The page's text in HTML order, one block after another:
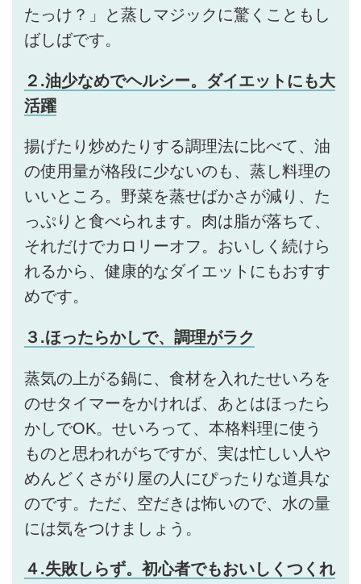
たっけ？」と蒸しマジックに驚くこともし
ばしばです。
２.油少なめでヘルシー。ダイエットにも大
活躍
揚げたり炒めたりする調理法に比べて、油
の使用量が格段に少ないのも、蒸し料理の
いいところ。野菜を蒸せばかさが減り、た
っぷりと食べられます。肉は脂が落ちて、
それだけでカロリーオフ。おいしく続けら
れるから、健康的なダイエットにもおすす
めです。
３.ほったらかしで、調理がラク
蒸気の上がる鍋に、食材を入れたせいろを
のせタイマーをかければ、あとはほったら
かしでOK。せいろって、本格料理に使う
ものと思われがちですが、実は忙しい人や
めんどくさがり屋の人にぴったりな道具な
のです。ただ、空だきは怖いので、水の量
には気をつけましょう。
４.失敗しらず。初心者でもおいしくつくれ